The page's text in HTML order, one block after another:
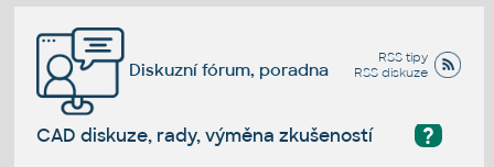
RSS tipy
RSS diskuze
Diskuzní fórum, poradna
?
CAD diskuze, rady, výměna zkušeností